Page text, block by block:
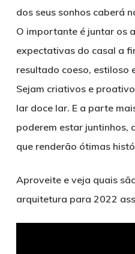
dos seus sonhos caberá
O importante é juntar os
expectativas do casal a
resultado coeso, estiloso
Sejam criativos e
lar doce lar. E a parte
poderem estar juntinhos,
que renderão ótimas
Aproveite e veja quais
arquitetura para 2022